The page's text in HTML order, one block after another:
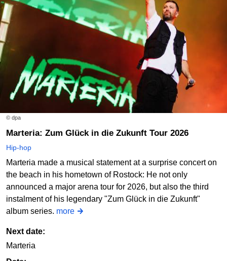
© dpa
Marteria: Zum Glück in die Zukunft Tour 2026
Hip-hop
Marteria made a musical statement at a surprise concert on
the beach in his hometown of Rostock: He not only
announced a major arena tour for 2026, but also the third
instalment of his legendary "Zum Glück in die Zukunft"
album series. more
Next date:
Marteria